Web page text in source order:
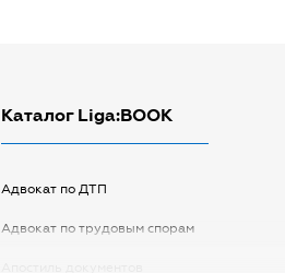
Каталог Liga:BOOK
Адвокат по ДТП
Адвокат по трудовым спорам